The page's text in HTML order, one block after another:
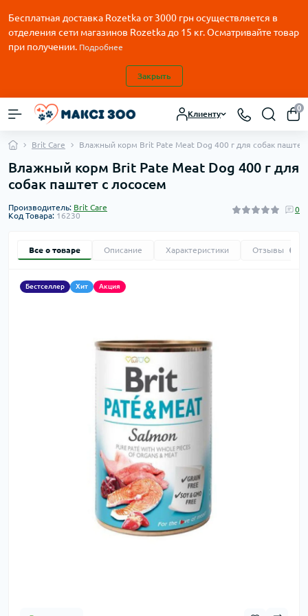
Бесплатная доставка Rozetka от3000 грн осуществляется в
отделения сети магазинов Rozetka до 15 кг. Осматривайте товар
при получении. Подробнее
Закрыть
Клиенту
0
Brit Care Влажный корм Brit Pate Meat Dog 400 г для собак паштет
Влажный корм Brit Pate Meat Dog 400 г для
собак паштет с лососем
Производитель: Brit Care
Код Товара: 16230
0
Все о товаре Описание Характеристики Отзывы
Бестселлер Хит Акция